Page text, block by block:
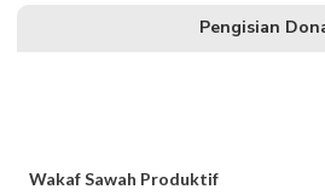
Pengisian
Wakaf Sawah Produktif